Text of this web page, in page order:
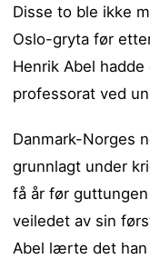
Disse to ble ikke
Oslo-gryta før
Henrik Abel
professorat ved
Danmark-Norges
grunnlagt under
få år før
veiledet av sin
Abel lærte det han